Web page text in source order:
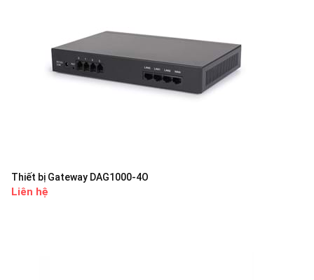
Thiết bị Gateway DAG1000-4O
Liên hệ